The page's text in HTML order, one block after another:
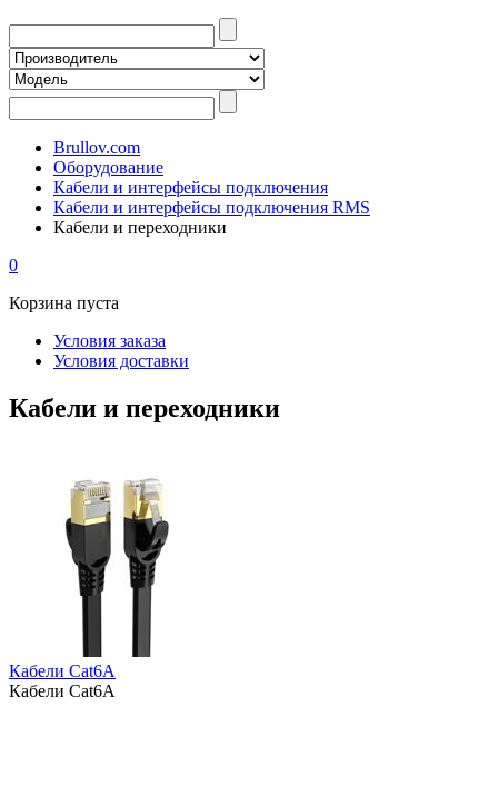
Brullov.com
Оборудование
Кабели и интерфейсы подключения
Кабели и интерфейсы подключения RMS
Кабели и переходники
0
Корзина пуста
Условия заказа
Условия доставки
Кабели и переходники
Кабели Cat6A
Кабели Cat6A